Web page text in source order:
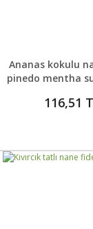
DETAYLAR
Ananas kokulu
pinedo mentha
116,51